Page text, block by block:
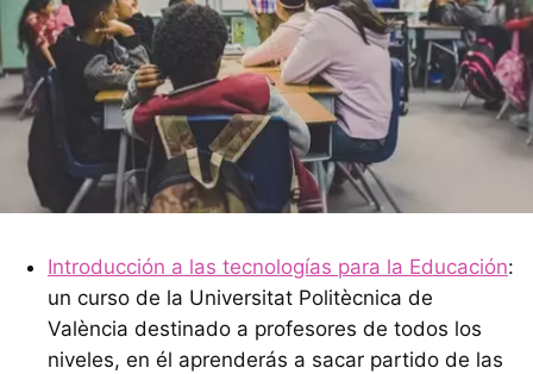
Introducción a las tecnologías para la Educación:
un curso de la Universitat Politècnica de
València destinado a profesores de todos los
niveles, en él aprenderás a sacar partido de las